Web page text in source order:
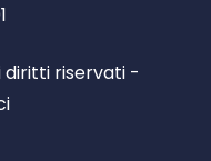
riservati -